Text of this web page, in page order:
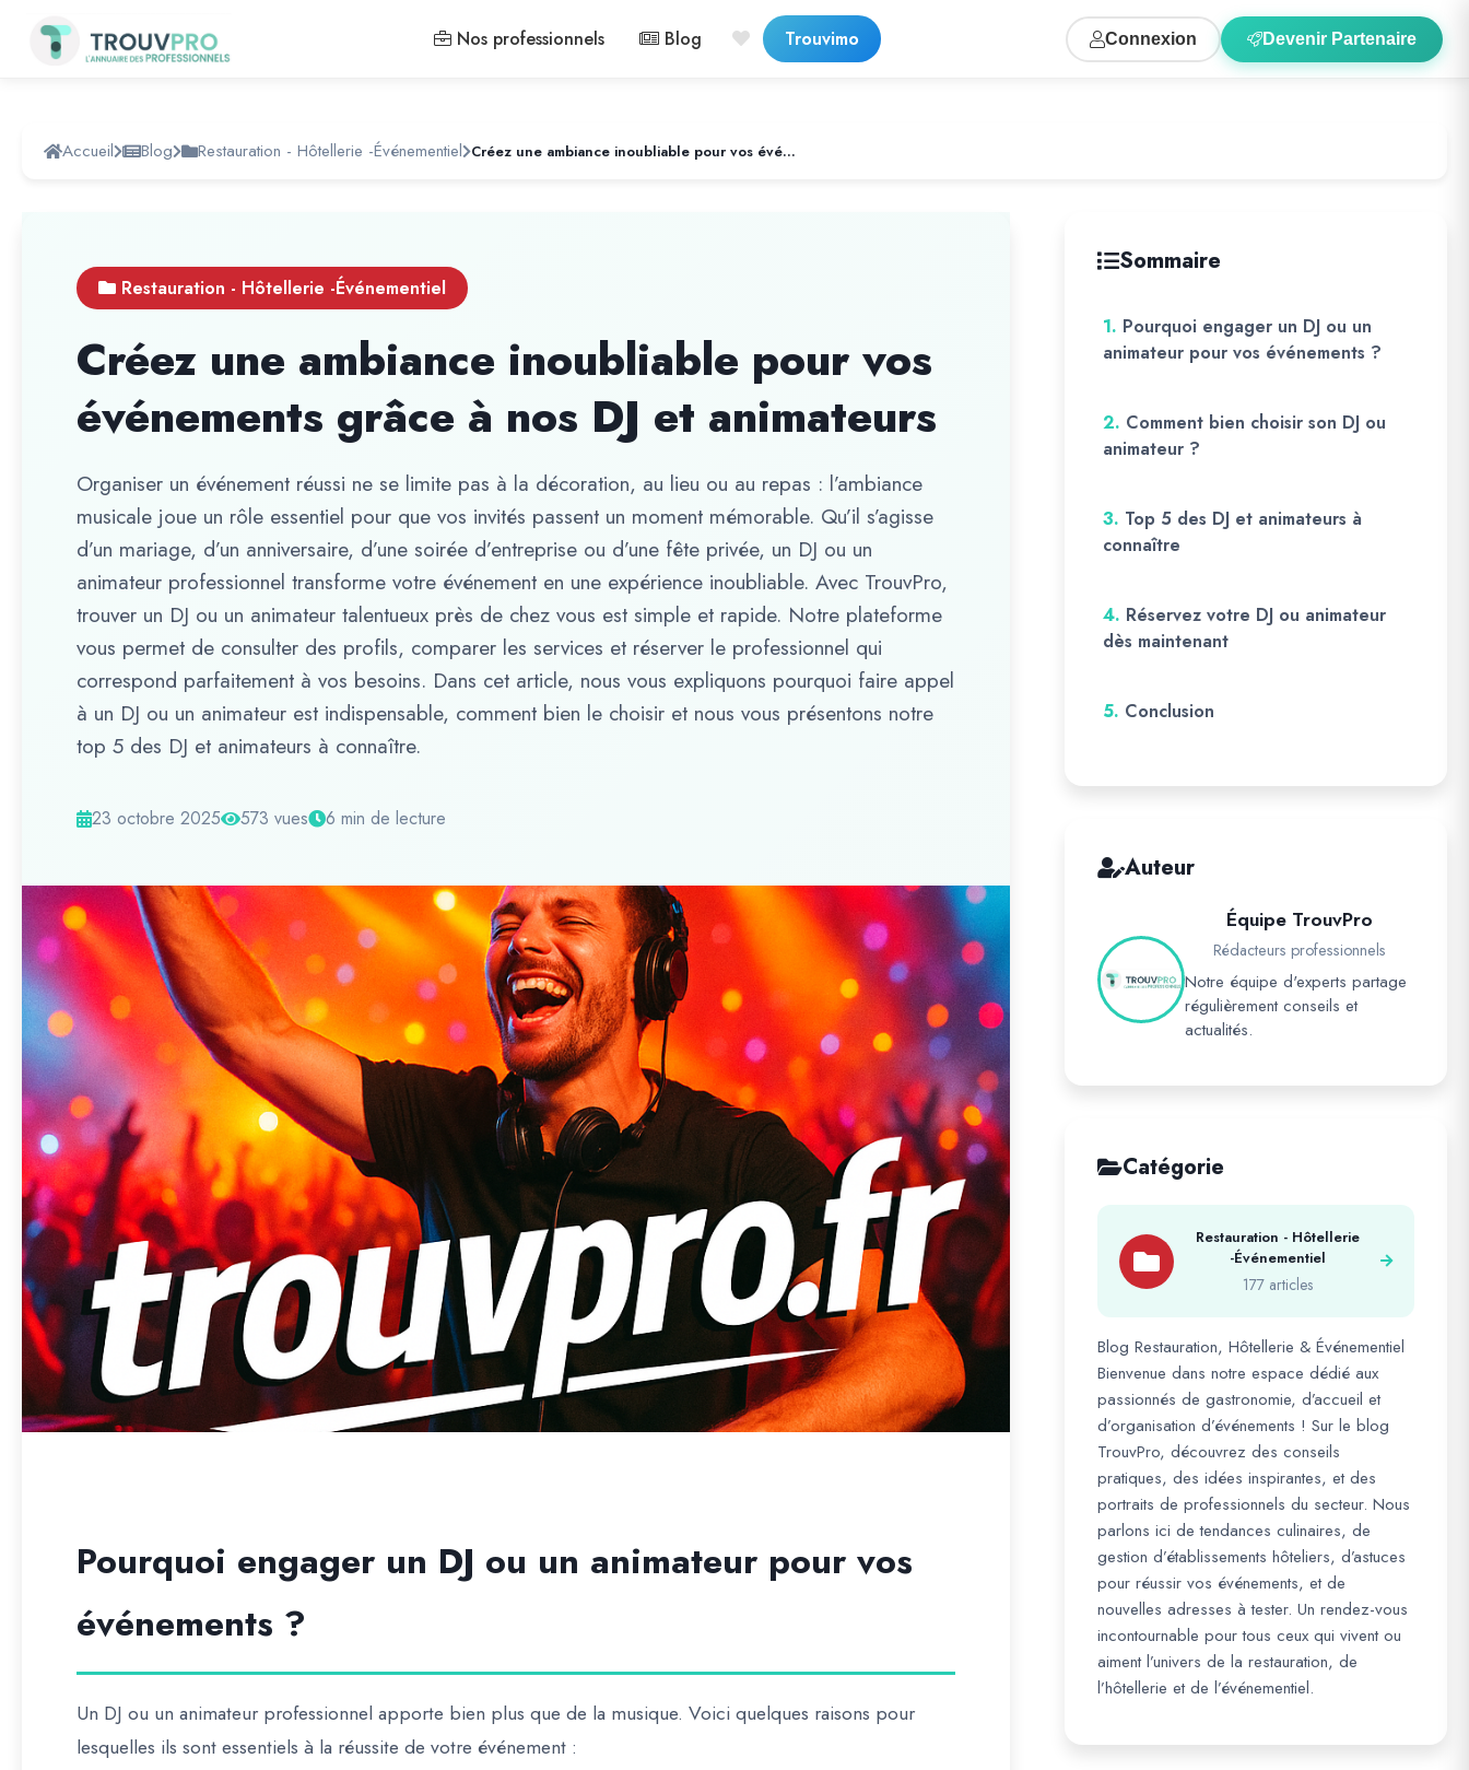
Nos professionnels Blog Trouvimo Connexion Devenir Partenaire
Accueil Blog Restauration - Hôtellerie -Événementiel Créez une ambiance inoubliable pour vos événements grâce à nos DJ et animateurs
Restauration - Hôtellerie -Événementiel
Créez une ambiance inoubliable pour vos
événements grâce à nos DJ et animateurs
Organiser un événement réussi ne se limite pas à la décoration, au lieu ou au repas : l’ambiance
musicale joue un rôle essentiel pour que vos invités passent un moment mémorable. Qu’il s’agisse
d’un mariage, d’un anniversaire, d’une soirée d’entreprise ou d’une fête privée, un DJ ou un
animateur professionnel transforme votre événement en une expérience inoubliable. Avec TrouvPro,
trouver un DJ ou un animateur talentueux près de chez vous est simple et rapide. Notre plateforme
vous permet de consulter des profils, comparer les services et réserver le professionnel qui
correspond parfaitement à vos besoins. Dans cet article, nous vous expliquons pourquoi faire appel
à un DJ ou un animateur est indispensable, comment bien le choisir et nous vous présentons notre
top 5 des DJ et animateurs à connaître.
23 octobre 2025 573 vues 6 min de lecture
Pourquoi engager un DJ ou un animateur pour vos
événements ?
Un DJ ou un animateur professionnel apporte bien plus que de la musique. Voici quelques raisons pour
lesquelles ils sont essentiels à la réussite de votre événement :
Sommaire
1. Pourquoi engager un DJ ou un
animateur pour vos événements ?
2. Comment bien choisir son DJ ou
animateur ?
3. Top 5 des DJ et animateurs à
connaître
4. Réservez votre DJ ou animateur
dès maintenant
5. Conclusion
Auteur
Équipe TrouvPro
Rédacteurs professionnels
Notre équipe d'experts partage
régulièrement conseils et
actualités.
Catégorie
Restauration - Hôtellerie
-Événementiel
177 articles
Blog Restauration, Hôtellerie & Événementiel
Bienvenue dans notre espace dédié aux
passionnés de gastronomie, d’accueil et
d’organisation d’événements ! Sur le blog
TrouvPro, découvrez des conseils
pratiques, des idées inspirantes, et des
portraits de professionnels du secteur. Nous
parlons ici de tendances culinaires, de
gestion d’établissements hôteliers, d’astuces
pour réussir vos événements, et de
nouvelles adresses à tester. Un rendez-vous
incontournable pour tous ceux qui vivent ou
aiment l’univers de la restauration, de
l’hôtellerie et de l’événementiel.